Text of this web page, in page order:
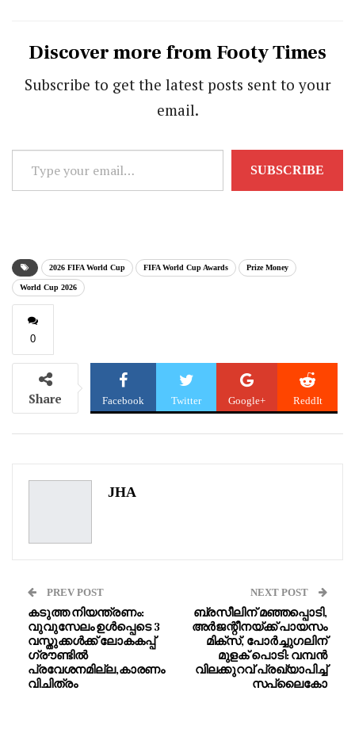
Discover more from Footy Times
Subscribe to get the latest posts sent to your
email.
your
SUBSCRIBE
2026 FIFA World Cup FIFA World Cup Awards Prize Money
World Cup 2026
0
Share Facebook Twitter Google+ ReddIt
JHA
PREV POST
കടുത്ത നിയന്ത്രണം:
വുവുസേലം ഉൾപ്പെടെ 3
വസ്തുക്കൾക്ക് ലോകകപ്പ്
ഗ്രൗണ്ടിൽ
പ്രവേശനമില്ല,കാരണം
വിചിത്രം
NEXT POST
ബ്രസീലിന് മഞ്ഞപ്പൊടി,
അർജന്റീനയ്ക്ക് പായസം
മിക്സ്, പോർച്ചുഗലിന്
മുളക് പൊടി: വമ്പൻ
വിലക്കുറവ് പ്രഖ്യാപിച്ച്
സപ്ലൈകോ